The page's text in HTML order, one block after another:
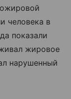
человека в
показали
жировое
нарушенный